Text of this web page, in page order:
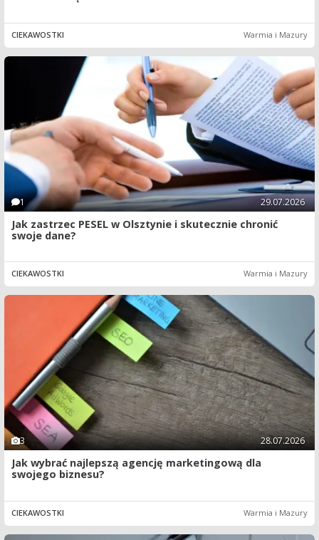
CIEKAWOSTKI Warmia i Mazury
1 29.07.2026
Jak zastrzec PESEL w Olsztynie i skutecznie chronić
swoje dane?
CIEKAWOSTKI Warmia i Mazury
3 28.07.2026
Jak wybrać najlepszą agencję marketingową dla
swojego biznesu?
CIEKAWOSTKI Warmia i Mazury